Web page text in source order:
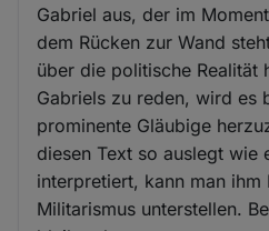
Gabriel aus, der im
dem Rücken zur Wand
über die politische Realität
Gabriels zu reden, wird es
prominente Gläubige
diesen Text so auslegt wie
interpretiert, kann man ihm
Militarismus unterstellen.